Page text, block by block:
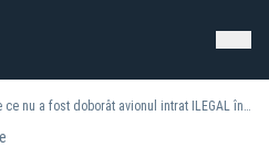
De ce nu a fost doborât avionul intrat ILEGAL în România - Dezvăluiri exclusive de la piloții care l-au escortat